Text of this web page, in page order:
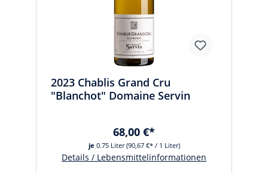
2023 Chablis Grand Cru
"Blanchot" Domaine Servin
je 0.75 Liter(90,67 €* / 1 Liter)
68,00 €*
Details / Lebensmittelinformationen